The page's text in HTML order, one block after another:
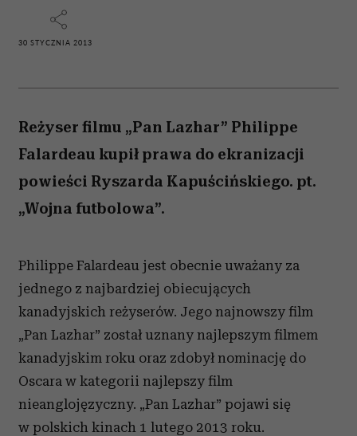
30 STYCZNIA 2013
Reżyser filmu „Pan Lazhar” Philippe
Falardeau kupił prawa do ekranizacji
powieści Ryszarda Kapuścińskiego. pt.
„Wojna futbolowa”.
Philippe Falardeau jest obecnie uważany za
jednego z najbardziej obiecujących
kanadyjskich reżyserów. Jego najnowszy film
„Pan Lazhar” został uznany najlepszym filmem
kanadyjskim roku oraz zdobył nominację do
Oscara w kategorii najlepszy film
nieanglojęzyczny. „Pan Lazhar” pojawi się
w polskich kinach 1 lutego 2013 roku.